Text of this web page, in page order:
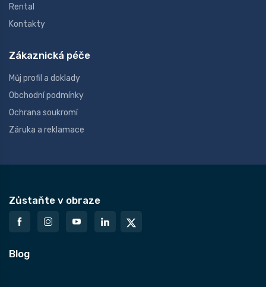
Rental
Kontakty
Zákaznická péče
Můj profil a doklady
Obchodní podmínky
Ochrana soukromí
Záruka a reklamace
Zůstaňte v obraze
Blog